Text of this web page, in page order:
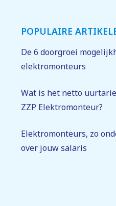
POPULAIRE
De 6 doorgroei
elektromonteurs
Wat is het netto
ZZP Elektromonteur?
Elektromonteurs, zo
over jouw salaris